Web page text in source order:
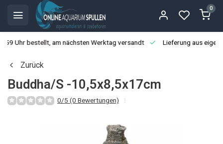
0
Uhr bestellt, am nächsten Werktag versandt Lieferung aus
Zurück
Buddha/S -10,5x8,5x17cm
0/5 (0 Bewertungen)